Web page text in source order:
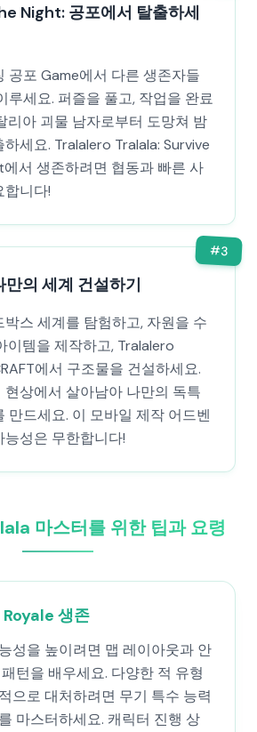
Night: 공포에서 탈출하세
공포 Game에서 다른 생존자들
루세요. 퍼즐을 풀고, 작업을 완료
리아 괴물 남자로부터 도망쳐 밤
하세요. Tralalero Tralala: Survive
서 생존하려면 협동과 빠른 사
합니다!
#3
만의 세계 건설하기
박스 세계를 탐험하고, 자원을 수
이템을 제작하고, Tralalero
에서 구조물을 건설하세요.
현상에서 살아남아 나만의 독특
만드세요. 이 모바일 제작 어드벤
능성은 무한합니다!
마스터를 위한 팁과 요령
생존
성을 높이려면 맵 레이아웃과 안
턴을 배우세요. 다양한 적 유형
으로 대처하려면 무기 특수 능력
마스터하세요. 캐릭터 진행 상